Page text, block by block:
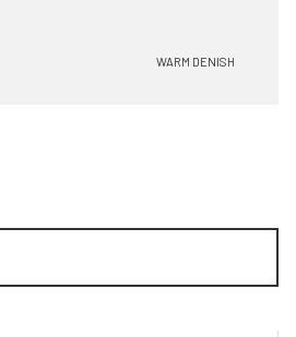
WARM DENISH